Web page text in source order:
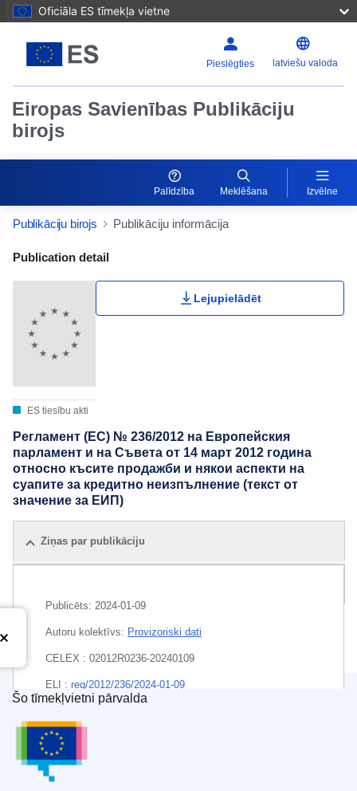
Oficiāla ES tīmekļa vietne
Pieslēgties latviešu valoda
Eiropas Savienības Publikāciju
birojs
Palīdzība Meklēšana Izvēlne
Publikāciju birojs Publikāciju informācija
Publication Detail Actions Portlet
Publication detail
ES tiesību akti
Lejupielādēt
Регламент (ЕС) № 236/2012 на Европейския
парламент и на Съвета от 14 март 2012 година
относно късите продажби и някои аспекти на
суапите за кредитно неизпълнение (текст от
значение за ЕИП)
Ziņas par publikāciju
Publicēts: 2024-01-09
Autoru kolektīvs: Provizoriski dati
CELEX : 02012R0236-20240109
ELI : reg/2012/236/2024-01-09
EDITION : 96337e53-8918-11ec-8c40-01aa75ed71a1
EDITION : ad53bbbf-db26-11ee-b9d9-01aa75ed71a1
Eiropas Savienības Publikāciju birojs
Šo tīmekļvietni pārvalda